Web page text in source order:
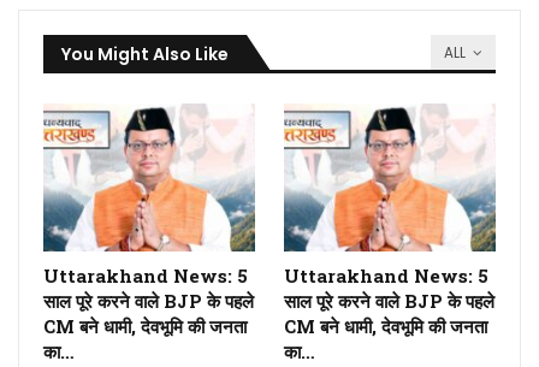
ALL
You Might Also Like
Uttarakhand News: 5
साल पूरे करने वाले BJP के पहले
CM बने धामी, देवभूमि की जनता
का…
Uttarakhand News: 5
साल पूरे करने वाले BJP के पहले
CM बने धामी, देवभूमि की जनता
का…